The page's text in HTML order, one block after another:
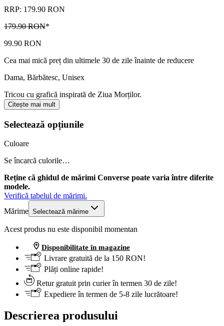
RRP: 179.90 RON
179.90 RON*
99.90 RON
Cea mai mică preț din ultimele 30 de zile înainte de reducere
Dama, Bărbătesc, Unisex
Tricou cu grafică inspirată de Ziua Morților.
Citește mai mult
Selectează opțiunile
Culoare
Se încarcă culorile…
Reține că ghidul de mărimi Converse poate varia între diferite
modele.
Verifică tabelul de mărimi.
Mărime Selectează mărime
Acest produs nu este disponibil momentan
Disponibilitate în magazine
Livrare gratuită de la 150 RON!
Plăți online rapide!
Retur gratuit prin curier în termen 30 de zile!
Expediere în termen de 5-8 zile lucrătoare!
Descrierea produsului